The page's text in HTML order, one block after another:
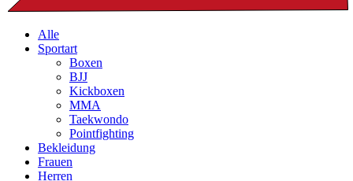
Alle
Sportart
Boxen
BJJ
Kickboxen
MMA
Taekwondo
Pointfighting
Bekleidung
Frauen
Herren